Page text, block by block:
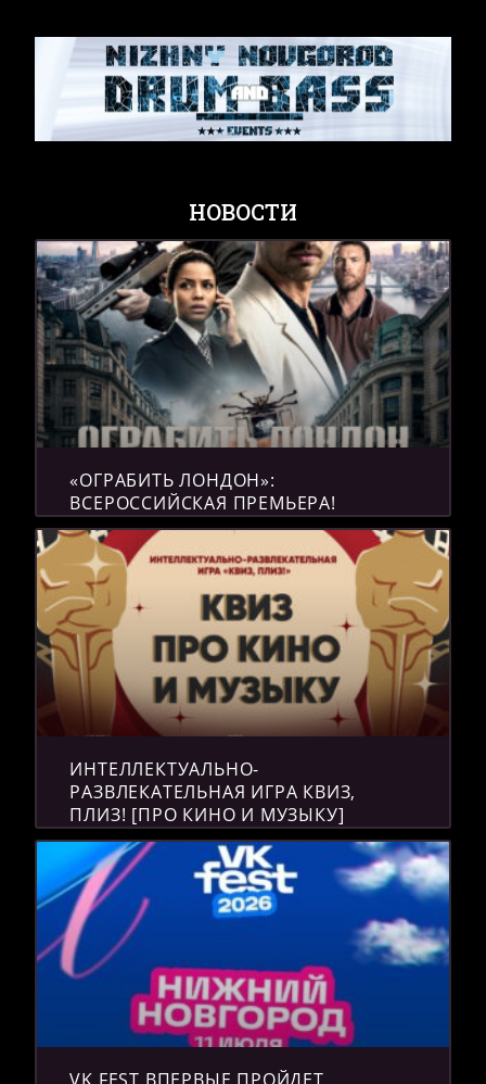
НОВОСТИ
«ОГРАБИТЬ ЛОНДОН»:
ВСЕРОССИЙСКАЯ ПРЕМЬЕРА!
ИНТЕЛЛЕКТУАЛЬНО-
РАЗВЛЕКАТЕЛЬНАЯ ИГРА КВИЗ,
ПЛИЗ! [ПРО КИНО И МУЗЫКУ]